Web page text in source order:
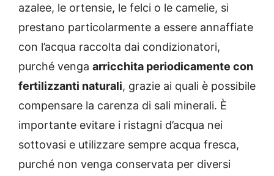
azalee, le ortensie, le felci o le camelie, si
prestano particolarmente a essere annaffiate
con l’acqua raccolta dai condizionatori,
purché venga arricchita periodicamente con
fertilizzanti naturali, grazie ai quali è possibile
compensare la carenza di sali minerali. È
importante evitare i ristagni d’acqua nei
sottovasi e utilizzare sempre acqua fresca,
purché non venga conservata per diversi